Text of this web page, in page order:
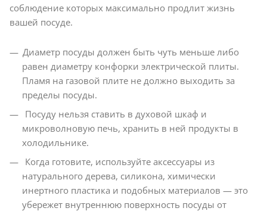
соблюдение которых максимально продлит жизнь
вашей посуде.
Диаметр посуды должен быть чуть меньше либо
равен диаметру конфорки электрической плиты.
Пламя на газовой плите не должно выходить за
пределы посуды.
Посуду нельзя ставить в духовой шкаф и
микроволновую печь, хранить в ней продукты в
холодильнике.
Когда готовите, используйте аксессуары из
натурального дерева, силикона, химически
инертного пластика и подобных материалов — это
убережет внутреннюю поверхность посуды от